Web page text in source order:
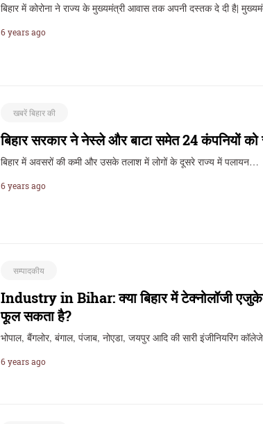
बिहार में कोरोना ने राज्य के मुख्यमंत्री आवास तक अपनी दस्तक दे दी है|
6 years ago
खबरें बिहार की
बिहार सरकार ने नेस्ले और बाटा समेत 24 कंपनियों को
बिहार में अवसरों की कमी और उसके तलाश में लोगों के दूसरे राज्य में पलायन…
6 years ago
सम्पादकीय
Industry in Bihar: क्या बिहार में टेक्नोलॉजी
फूल सकता है?
भोपाल, बैंगलोर, बंगाल, पंजाब, नोएडा, जयपुर आदि की सारी इंजीनियरिंग
6 years ago